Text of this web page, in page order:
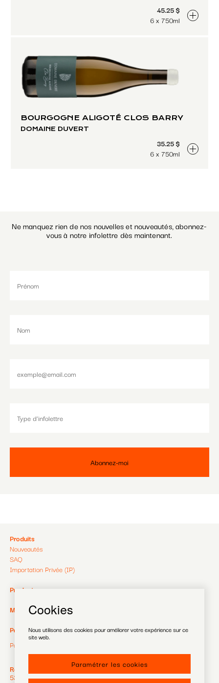
Cookies
Nous utilisons des cookies pour améliorer votre expérience sur ce
site web.
Paramétrer les cookies
45.25 $
6 x 750ml
BOURGOGNE ALIGOTÉ CLOS BARRY
DOMAINE DUVERT
35.25 $
6 x 750ml
Ne manquez rien de nos nouvelles et nouveautés, abonnez-
vous à notre infolettre dès maintenant.
Pied
de
page
Produits
Nouveautés
SAQ
Importation Privée (IP)
Pied
de
page
2
Producteurs
Pied
de
page
3
MagaZine
Pied
de
page
Payer
Politique de confidentialité
RéZin
530, rue St-Zotique Est